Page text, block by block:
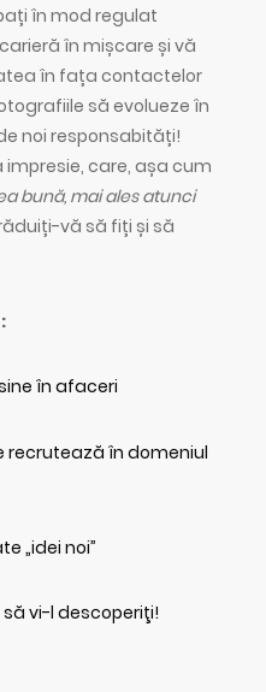
în mod regulat
în mișcare și vă
în fața contactelor
să evolueze în
noi responsabități!
care, așa cum
bună, mai ales atunci
vă să fiți și să
în afaceri
recrutează în domeniul
„idei noi”
vi-l descoperiţi!